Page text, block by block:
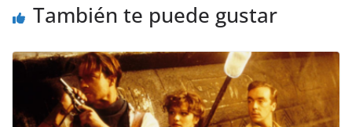
También te puede gustar